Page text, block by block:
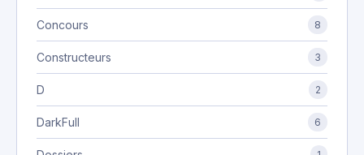
Concours 8
Constructeurs 3
D 2
DarkFull 6